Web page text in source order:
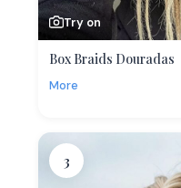
Try on
Box Braids Douradas
More
3